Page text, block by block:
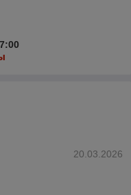
20.03.2026